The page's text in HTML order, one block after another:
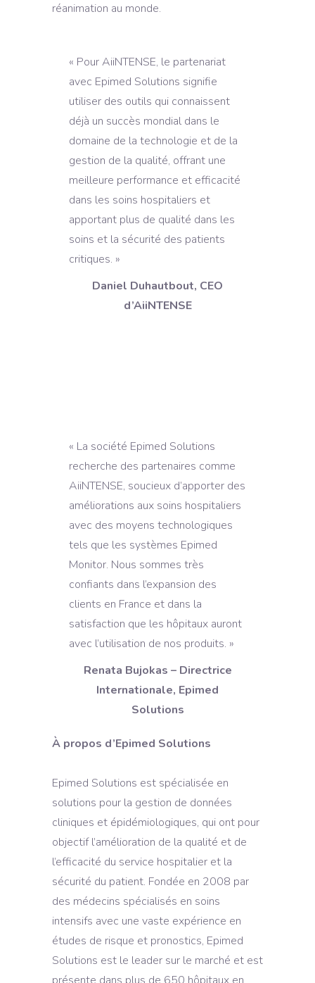
réanimation au monde.
« Pour AiiNTENSE, le partenariat
avec Epimed Solutions signifie
utiliser des outils qui connaissent
déjà un succès mondial dans le
domaine de la technologie et de la
gestion de la qualité, offrant une
meilleure performance et efficacité
dans les soins hospitaliers et
apportant plus de qualité dans les
soins et la sécurité des patients
critiques. »
Daniel Duhautbout, CEO
d’AiiNTENSE
« La société Epimed Solutions
recherche des partenaires comme
AiiNTENSE, soucieux d’apporter des
améliorations aux soins hospitaliers
avec des moyens technologiques
tels que les systèmes Epimed
Monitor. Nous sommes très
confiants dans l’expansion des
clients en France et dans la
satisfaction que les hôpitaux auront
avec l’utilisation de nos produits. »
Renata Bujokas – Directrice
Internationale, Epimed
Solutions
À propos d’Epimed Solutions
Epimed Solutions est spécialisée en
solutions pour la gestion de données
cliniques et épidémiologiques, qui ont pour
objectif l’amélioration de la qualité et de
l’efficacité du service hospitalier et la
sécurité du patient. Fondée en 2008 par
des médecins spécialisés en soins
intensifs avec une vaste expérience en
études de risque et pronostics, Epimed
Solutions est le leader sur le marché et est